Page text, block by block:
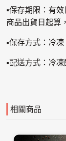
▪保存期限：有
商品出貨日起算
▪保存方式：冷
▪配送方式：冷凍
相關商品